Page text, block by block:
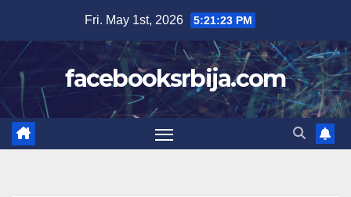
content
Fri. May 1st, 2026 5:21:25 PM
facebooksrbija.com